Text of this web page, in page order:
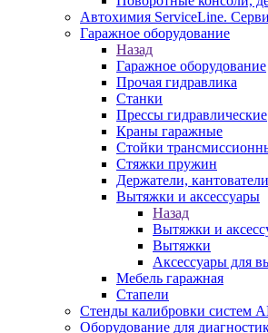
Автохимия ServiceLine.
Гаражное оборудование
Назад
Гаражное оборудование
Прочая гидравлика
Станки
Прессы гидравлические
Краны гаражные
Стойки
Стяжки пружин
Держатели,
Вытяжки и аксессуары
Назад
Вытяжки и
Вытяжки
Аксессуары для
Мебель гаражная
Стапели
Стенды калибровки систем
Оборудование для